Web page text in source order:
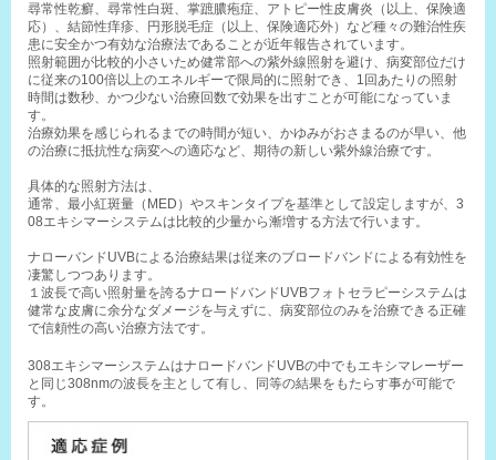
尋常性乾癬、尋常性白斑、掌蹠膿疱症、アトピー性皮膚炎（以上、保険適
応）、結節性痒疹、円形脱毛症（以上、保険適応外）など種々の難治性疾
患に安全かつ有効な治療法であることが近年報告されています。
照射範囲が比較的小さいため健常部への紫外線照射を避け、病変部位だけ
に従来の100倍以上のエネルギーで限局的に照射でき、1回あたりの照射
時間は数秒、かつ少ない治療回数で効果を出すことが可能になっていま
す。
治療効果を感じられるまでの時間が短い、かゆみがおさまるのが早い、他
の治療に抵抗性な病変への適応など、期待の新しい紫外線治療です。
具体的な照射方法は、
通常、最小紅斑量（MED）やスキンタイプを基準として設定しますが、3
08エキシマーシステムは比較的少量から漸増する方法で行います。
ナローバンドUVBによる治療結果は従来のブロードバンドによる有効性を
凄驚しつつあります。
１波長で高い照射量を誇るナロードバンドUVBフォトセラピーシステムは
健常な皮膚に余分なダメージを与えずに、病変部位のみを治療できる正確
で信頼性の高い治療方法です。
308エキシマーシステムはナロードバンドUVBの中でもエキシマレーザー
と同じ308nmの波長を主として有し、同等の結果をもたらす事が可能で
す。